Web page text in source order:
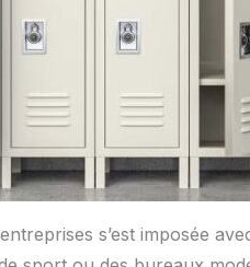
s’est imposée